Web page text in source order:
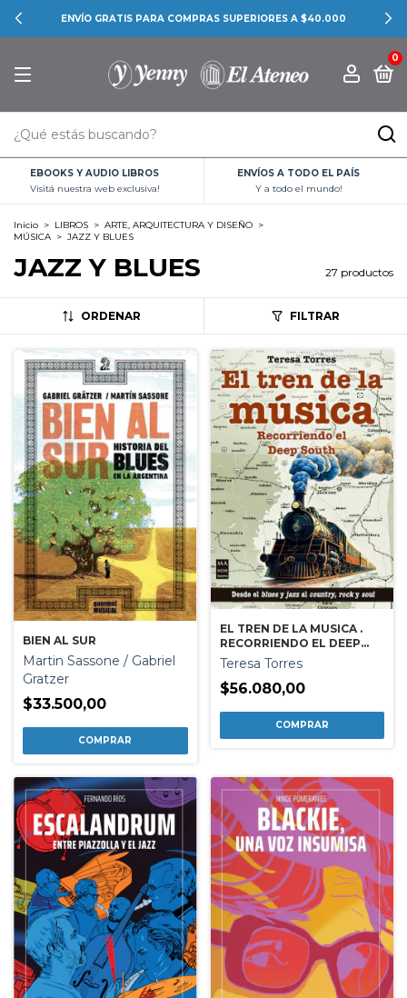
ENVÍO GRATIS PARA COMPRAS SUPERIORES A $40.000
0
EBOOKS Y AUDIO LIBROS
Visitá nuestra web exclusiva!
ENVÍOS A TODO EL PAÍS
Y a todo el mundo!
Inicio > LIBROS > ARTE, ARQUITECTURA Y DISEÑO >
MÚSICA > JAZZ Y BLUES
JAZZ Y BLUES 27 productos
ORDENAR FILTRAR
BIEN AL SUR
Martin Sassone / Gabriel
Gratzer
$33.500,00
EL TREN DE LA MUSICA .
RECORRIENDO EL DEEP
SOUTH
Teresa Torres
$56.080,00